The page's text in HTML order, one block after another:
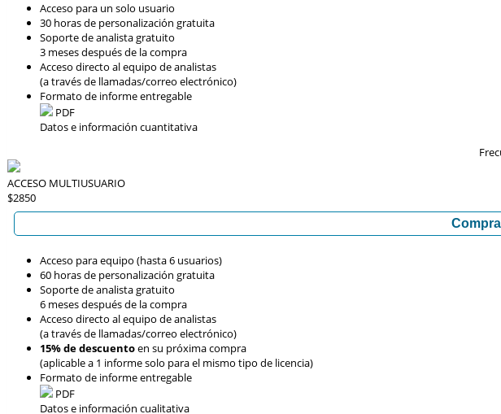
Acceso para un solo usuario
30 horas de personalización gratuita
Soporte de analista gratuito
3 meses después de la compra
Acceso directo al equipo de analistas
(a través de llamadas/correo electrónico)
Formato de informe entregable
PDF
Datos e información cuantitativa
ACCESO MULTIUSUARIO
$2850
Acceso para equipo (hasta 6 usuarios)
60 horas de personalización gratuita
Soporte de analista gratuito
6 meses después de la compra
Acceso directo al equipo de analistas
(a través de llamadas/correo electrónico)
15% de descuentoen su próxima compra
(aplicable a 1 informe solo para el mismo tipo de licencia)
Formato de informe entregable
PDF
Datos e información cualitativa